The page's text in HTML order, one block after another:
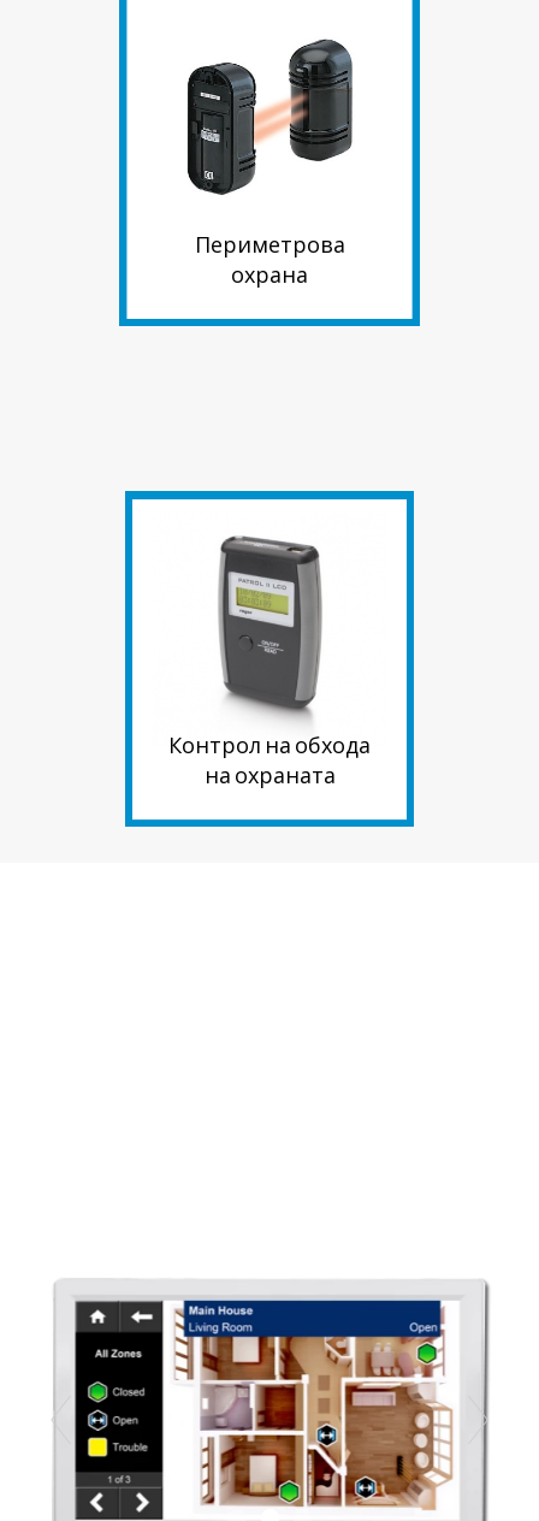
Периметрова
охрана
Контрол на обхода
на охраната